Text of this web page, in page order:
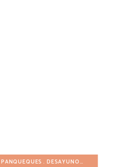
DESAYUNO